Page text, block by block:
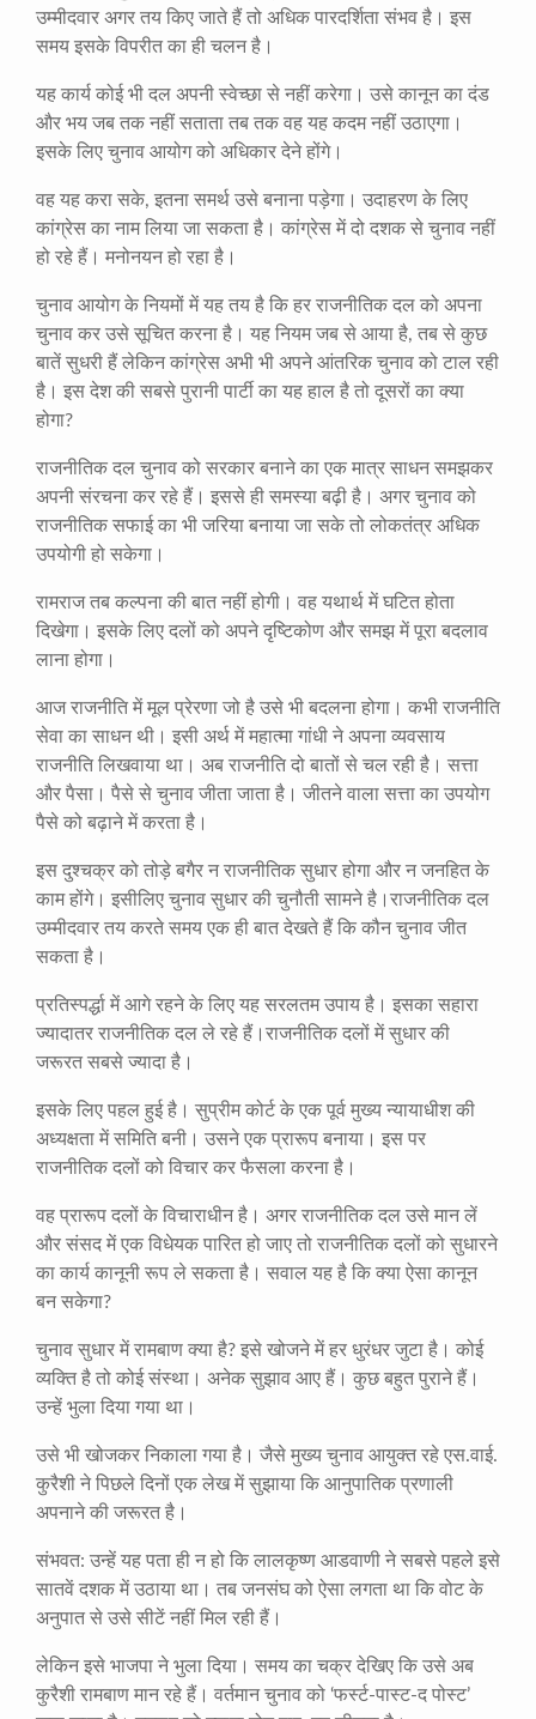
उम्मीदवार अगर तय किए जाते हैं तो अधिक पारदर्शिता संभव है। इस
समय इसके विपरीत का ही चलन है।
यह कार्य कोई भी दल अपनी स्वेच्छा से नहीं करेगा। उसे कानून का दंड
और भय जब तक नहीं सताता तब तक वह यह कदम नहीं उठाएगा।
इसके लिए चुनाव आयोग को अधिकार देने होंगे।
वह यह करा सके, इतना समर्थ उसे बनाना पड़ेगा। उदाहरण के लिए
कांग्रेस का नाम लिया जा सकता है। कांग्रेस में दो दशक से चुनाव नहीं
हो रहे हैं। मनोनयन हो रहा है।
चुनाव आयोग के नियमों में यह तय है कि हर राजनीतिक दल को अपना
चुनाव कर उसे सूचित करना है। यह नियम जब से आया है, तब से कुछ
बातें सुधरी हैं लेकिन कांग्रेस अभी भी अपने आंतरिक चुनाव को टाल रही
है। इस देश की सबसे पुरानी पार्टी का यह हाल है तो दूसरों का क्या
होगा?
राजनीतिक दल चुनाव को सरकार बनाने का एक मात्र साधन समझकर
अपनी संरचना कर रहे हैं। इससे ही समस्या बढ़ी है। अगर चुनाव को
राजनीतिक सफाई का भी जरिया बनाया जा सके तो लोकतंत्र अधिक
उपयोगी हो सकेगा।
रामराज तब कल्पना की बात नहीं होगी। वह यथार्थ में घटित होता
दिखेगा। इसके लिए दलों को अपने दृष्टिकोण और समझ में पूरा बदलाव
लाना होगा।
आज राजनीति में मूल प्रेरणा जो है उसे भी बदलना होगा। कभी राजनीति
सेवा का साधन थी। इसी अर्थ में महात्मा गांधी ने अपना व्यवसाय
राजनीति लिखवाया था। अब राजनीति दो बातों से चल रही है। सत्ता
और पैसा। पैसे से चुनाव जीता जाता है। जीतने वाला सत्ता का उपयोग
पैसे को बढ़ाने में करता है।
इस दुश्चक्र को तोड़े बगैर न राजनीतिक सुधार होगा और न जनहित के
काम होंगे। इसीलिए चुनाव सुधार की चुनौती सामने है।राजनीतिक दल
उम्मीदवार तय करते समय एक ही बात देखते हैं कि कौन चुनाव जीत
सकता है।
प्रतिस्पर्द्धा में आगे रहने के लिए यह सरलतम उपाय है। इसका सहारा
ज्यादातर राजनीतिक दल ले रहे हैं।राजनीतिक दलों में सुधार की
जरूरत सबसे ज्यादा है।
इसके लिए पहल हुई है। सुप्रीम कोर्ट के एक पूर्व मुख्य न्यायाधीश की
अध्यक्षता में समिति बनी। उसने एक प्रारूप बनाया। इस पर
राजनीतिक दलों को विचार कर फैसला करना है।
वह प्रारूप दलों के विचाराधीन है। अगर राजनीतिक दल उसे मान लें
और संसद में एक विधेयक पारित हो जाए तो राजनीतिक दलों को सुधारने
का कार्य कानूनी रूप ले सकता है। सवाल यह है कि क्या ऐसा कानून
बन सकेगा?
चुनाव सुधार में रामबाण क्या है? इसे खोजने में हर धुरंधर जुटा है। कोई
व्यक्ति है तो कोई संस्था। अनेक सुझाव आए हैं। कुछ बहुत पुराने हैं।
उन्हें भुला दिया गया था।
उसे भी खोजकर निकाला गया है। जैसे मुख्य चुनाव आयुक्त रहे एस.वाई.
कुरैशी ने पिछले दिनों एक लेख में सुझाया कि आनुपातिक प्रणाली
अपनाने की जरूरत है।
संभवत: उन्हें यह पता ही न हो कि लालकृष्ण आडवाणी ने सबसे पहले इसे
सातवें दशक में उठाया था। तब जनसंघ को ऐसा लगता था कि वोट के
अनुपात से उसे सीटें नहीं मिल रही हैं।
लेकिन इसे भाजपा ने भुला दिया। समय का चक्र देखिए कि उसे अब
कुरैशी रामबाण मान रहे हैं। वर्तमान चुनाव को ‘फर्स्ट-पास्ट-द पोस्ट’